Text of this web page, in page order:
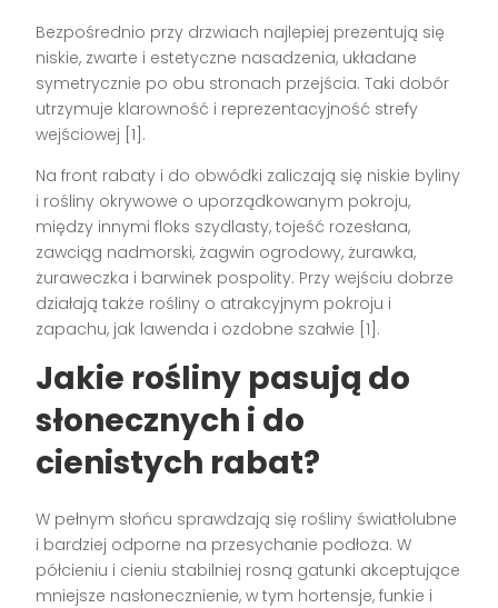
Bezpośrednio przy drzwiach najlepiej prezentują się
niskie, zwarte i estetyczne nasadzenia, układane
symetrycznie po obu stronach przejścia. Taki dobór
utrzymuje klarowność i reprezentacyjność strefy
wejściowej [1].
Na front rabaty i do obwódki zaliczają się niskie byliny
i rośliny okrywowe o uporządkowanym pokroju,
między innymi floks szydlasty, tojeść rozesłana,
zawciąg nadmorski, żagwin ogrodowy, żurawka,
żuraweczka i barwinek pospolity. Przy wejściu dobrze
działają także rośliny o atrakcyjnym pokroju i
zapachu, jak lawenda i ozdobne szałwie [1].
Jakie rośliny pasują do
słonecznych i do
cienistych rabat?
W pełnym słońcu sprawdzają się rośliny światłolubne
i bardziej odporne na przesychanie podłoża. W
półcieniu i cieniu stabilniej rosną gatunki akceptujące
mniejsze nasłonecznienie, w tym hortensje, funkie i